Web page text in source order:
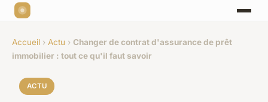
Accueil › Actu › Changer de contrat d'assurance de prêt
immobilier : tout ce qu'il faut savoir
ACTU